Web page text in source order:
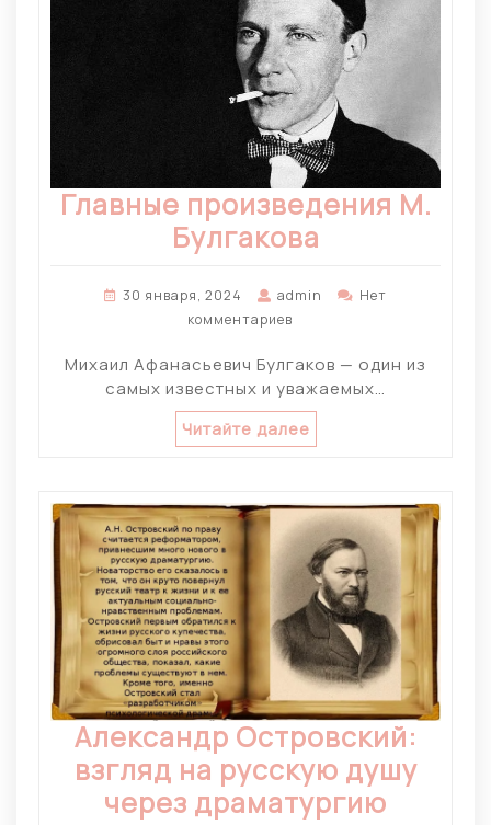
Главные произведения М.
Булгакова
30 января, 2024 admin
Нет
комментариев
Михаил Афанасьевич Булгаков — один из
самых известных и уважаемых…
Читайте далее
Александр Островский:
взгляд на русскую душу
через драматургию